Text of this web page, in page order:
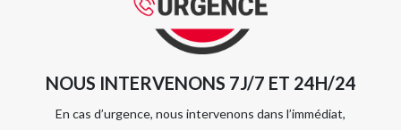
NOUS INTERVENONS 7J/7 ET 24H/24
En cas d’urgence, nous intervenons dans l’immédiat,